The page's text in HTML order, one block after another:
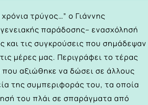
τρύγος…” ο Γιάννης
παράδοσης– ενασχόλησή
και τις συγκρούσεις που σημάδεψαν
μέρες μας. Περιγράφει το τέρας
που αξιώθηκε να δώσει σε άλλους
της συμπεριφοράς του, τα οποία
του πλάι σε σπαράγματα από